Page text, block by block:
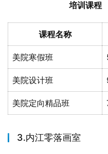
培训课程
课程名称
美院寒假班
美院设计班
美院定向精品班
3.内江零落画室